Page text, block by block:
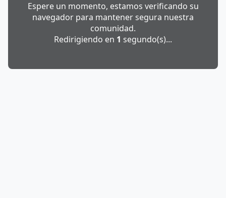
Espere un momento, estamos verificando su
navegador para mantener segura nuestra
comunidad.
Redirigiendo en 1 segundo(s)...